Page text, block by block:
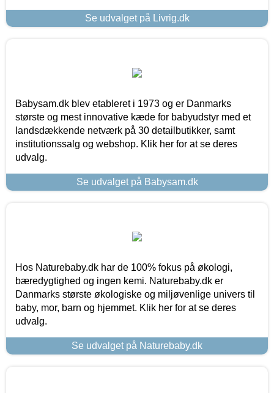
Se udvalget på Livrig.dk
Babysam.dk blev etableret i 1973 og er Danmarks
største og mest innovative kæde for babyudstyr med et
landsdækkende netværk på 30 detailbutikker, samt
institutionssalg og webshop. Klik her for at se deres
udvalg.
Se udvalget på Babysam.dk
Hos Naturebaby.dk har de 100% fokus på økologi,
bæredygtighed og ingen kemi. Naturebaby.dk er
Danmarks største økologiske og miljøvenlige univers til
baby, mor, barn og hjemmet. Klik her for at se deres
udvalg.
Se udvalget på Naturebaby.dk